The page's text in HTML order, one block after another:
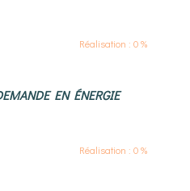
Réalisation : 0 %
EN ÉNERGIE
Réalisation : 0 %